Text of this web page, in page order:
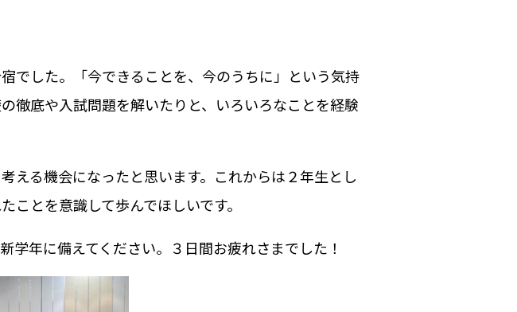
でした。「今できることを、今のうちに」という気持
徹底や入試問題を解いたりと、いろいろなことを経験
える機会になったと思います。これからは２年生とし
とを意識して歩んでほしいです。
年に備えてください。３日間お疲れさまでした！